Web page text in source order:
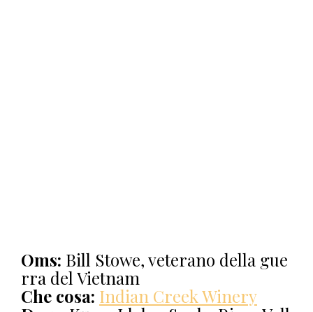
Oms: Bill Stowe, veterano della gue
rra del Vietnam
Che cosa: Indian Creek Winery